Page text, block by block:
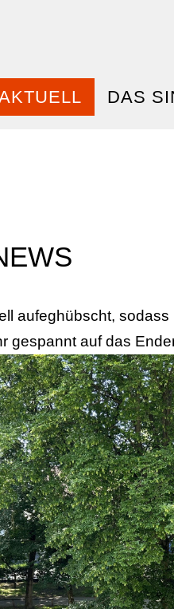
DAS
aufeghübscht,
gespannt auf das